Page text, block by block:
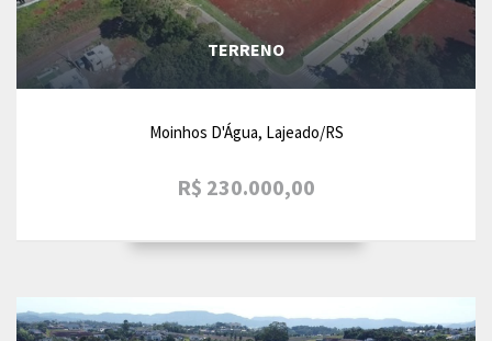
TERRENO
Moinhos D'Água, Lajeado/RS
R$ 230.000,00